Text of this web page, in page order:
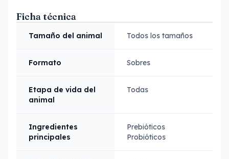
Ficha técnica
Tamaño del animal Todos los tamaños
Formato Sobres
Etapa de vida del
animal
Todas
Ingredientes
principales
Prebióticos
Probióticos